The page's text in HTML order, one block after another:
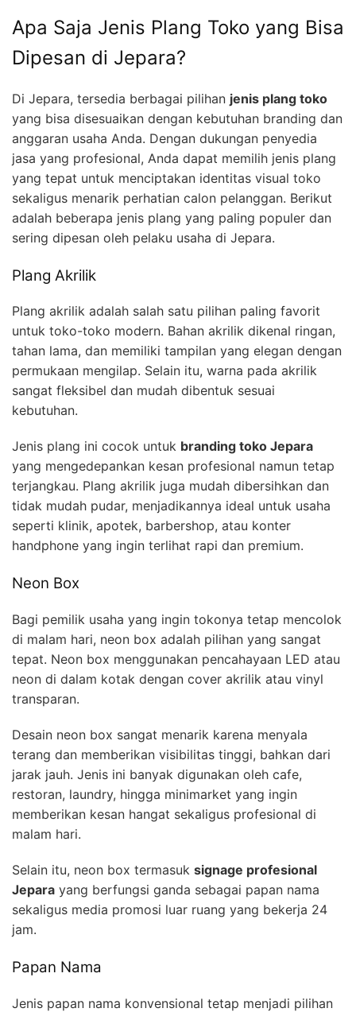
Apa Saja Jenis Plang Toko yang Bisa
Dipesan di Jepara?
Di Jepara, tersedia berbagai pilihan jenis plang toko
yang bisa disesuaikan dengan kebutuhan branding dan
anggaran usaha Anda. Dengan dukungan penyedia
jasa yang profesional, Anda dapat memilih jenis plang
yang tepat untuk menciptakan identitas visual toko
sekaligus menarik perhatian calon pelanggan. Berikut
adalah beberapa jenis plang yang paling populer dan
sering dipesan oleh pelaku usaha di Jepara.
Plang Akrilik
Plang akrilik adalah salah satu pilihan paling favorit
untuk toko-toko modern. Bahan akrilik dikenal ringan,
tahan lama, dan memiliki tampilan yang elegan dengan
permukaan mengilap. Selain itu, warna pada akrilik
sangat fleksibel dan mudah dibentuk sesuai
kebutuhan.
Jenis plang ini cocok untuk branding toko Jepara
yang mengedepankan kesan profesional namun tetap
terjangkau. Plang akrilik juga mudah dibersihkan dan
tidak mudah pudar, menjadikannya ideal untuk usaha
seperti klinik, apotek, barbershop, atau konter
handphone yang ingin terlihat rapi dan premium.
Neon Box
Bagi pemilik usaha yang ingin tokonya tetap mencolok
di malam hari, neon box adalah pilihan yang sangat
tepat. Neon box menggunakan pencahayaan LED atau
neon di dalam kotak dengan cover akrilik atau vinyl
transparan.
Desain neon box sangat menarik karena menyala
terang dan memberikan visibilitas tinggi, bahkan dari
jarak jauh. Jenis ini banyak digunakan oleh cafe,
restoran, laundry, hingga minimarket yang ingin
memberikan kesan hangat sekaligus profesional di
malam hari.
Selain itu, neon box termasuk signage profesional
Jepara yang berfungsi ganda sebagai papan nama
sekaligus media promosi luar ruang yang bekerja 24
jam.
Papan Nama
Jenis papan nama konvensional tetap menjadi pilihan